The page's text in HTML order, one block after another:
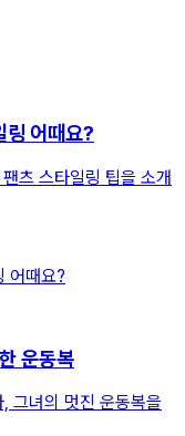
링 어때요?
츠 스타일링 팁을 소개
운동복
그녀의 멋진 운동복을